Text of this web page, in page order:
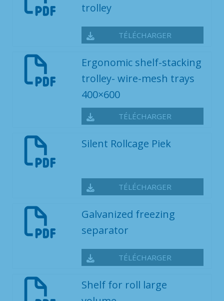
trolley
TÉLÉCHARGER
Ergonomic shelf-stacking
trolley- wire-mesh trays
400×600
TÉLÉCHARGER
Silent Rollcage Piek
TÉLÉCHARGER
Galvanized freezing
separator
TÉLÉCHARGER
Shelf for roll large